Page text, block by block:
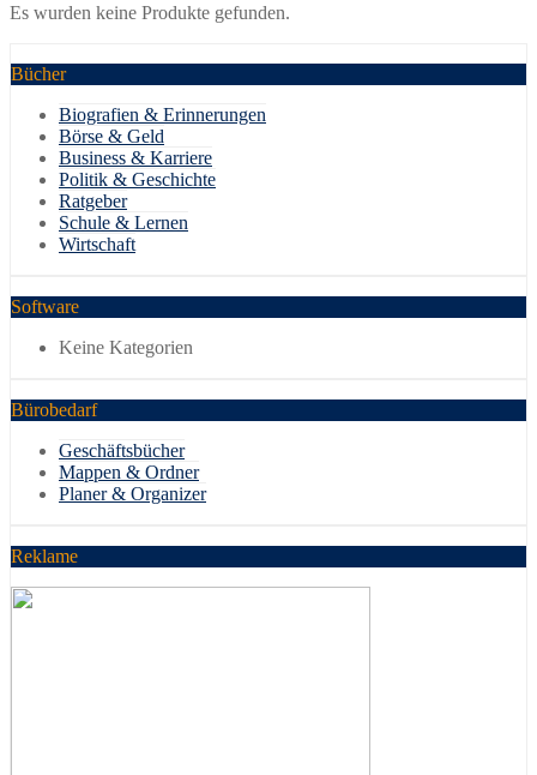
Es wurden keine Produkte gefunden.
Bücher
Biografien & Erinnerungen
Börse & Geld
Business & Karriere
Politik & Geschichte
Ratgeber
Schule & Lernen
Wirtschaft
Software
Keine Kategorien
Bürobedarf
Geschäftsbücher
Mappen & Ordner
Planer & Organizer
Reklame